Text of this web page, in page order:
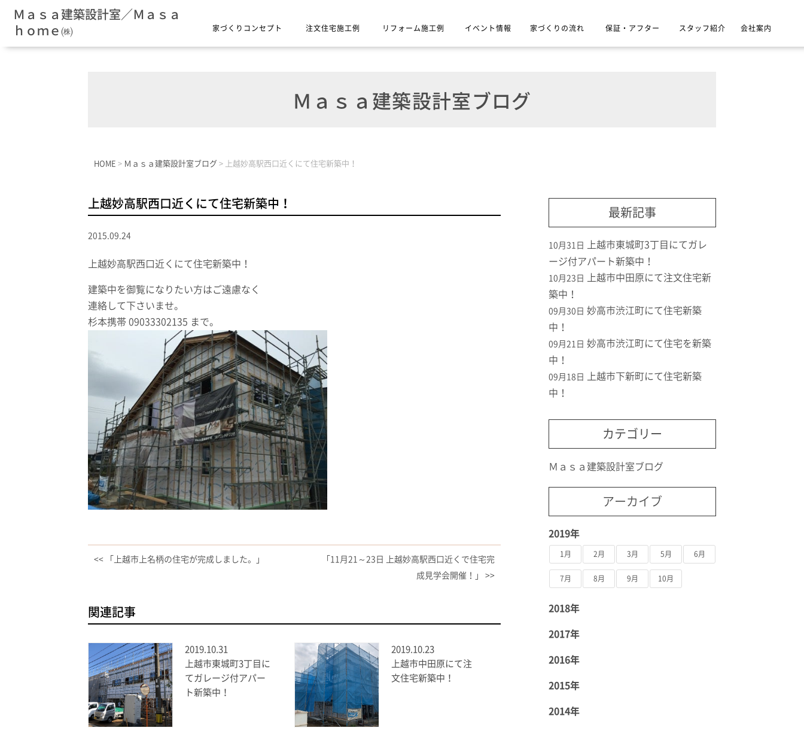
Ｍａｓａ建築設計室／Ｍａｓａ
ｈｏｍｅ㈱
家づくりコンセプト 注文住宅施工例 リフォーム施工例 イベント情報 家づくりの流れ 保証・アフター スタッフ紹介 会社案内
Ｍａｓａ建築設計室ブログ
HOME > Ｍａｓａ建築設計室ブログ > 上越妙高駅西口近くにて住宅新築中！
上越妙高駅西口近くにて住宅新築中！
2015.09.24
上越妙高駅西口近くにて住宅新築中！
建築中を御覧になりたい方はご遠慮なく
連絡して下さいませ。
杉本携帯 09033302135 まで。
<< 「上越市上名柄の住宅が完成しました。」
「11月21～23日 上越妙高駅西口近くで住宅完
成見学会開催！」 >>
関連記事
2019.10.31
上越市東城町3丁目に
てガレージ付アパー
ト新築中！
2019.10.23
上越市中田原にて注
文住宅新築中！
最新記事
10月31日
上越市東城町3丁目にてガレ
ージ付アパート新築中！
10月23日
上越市中田原にて注文住宅新
築中！
09月30日 妙高市渋江町にて住宅新築
中！
09月21日 妙高市渋江町にて住宅を新築
中！
09月18日
上越市下新町にて住宅新築
中！
カテゴリー
Ｍａｓａ建築設計室ブログ
アーカイブ
2019年
1月 2月 3月 5月 6月
7月 8月 9月 10月
2018年
2017年
2016年
2015年
2014年